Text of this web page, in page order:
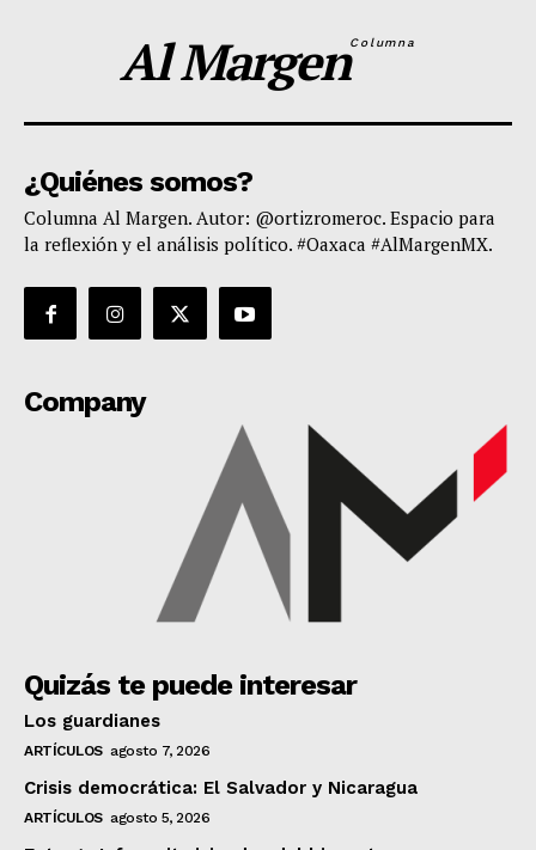
Al MargenColumna
¿Quiénes somos?
Columna Al Margen. Autor: @ortizromeroc. Espacio para
la reflexión y el análisis político. #Oaxaca #AlMargenMX.
Company
Quizás te puede interesar
Los guardianes
ARTÍCULOS agosto 7, 2026
Crisis democrática: El Salvador y Nicaragua
ARTÍCULOS agosto 5, 2026